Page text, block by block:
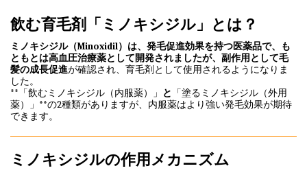
飲む育毛剤「ミノキシジル」とは？
ミノキシジル（Minoxidil） は、 発毛促進効果を持つ医薬品で、も
ともとは高血圧治療薬として開発されましたが、副作用として毛
髪の成長促進が確認され、育毛剤として使用されるようになりま
した。
**「飲むミノキシジル（内服薬）」 と 「塗るミノキシジル（外用
薬）」**の2種類がありますが、内服薬はより強い発毛効果が期待
できます。
ミノキシジルの作用メカニズム